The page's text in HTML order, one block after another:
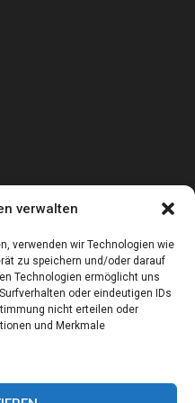
verwalten
verwenden wir Technologien wie
zu speichern und/oder darauf
Technologien ermöglicht uns
oder eindeutigen IDs
nicht erteilen oder
und Merkmale
Isolierung für Wohnmobile